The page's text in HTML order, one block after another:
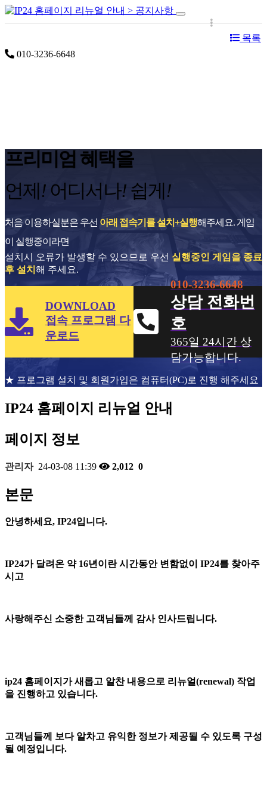
010-3236-6648
프리미엄 혜택을
언제 ! 어디서나! 쉽게 !
처음 이용하실분은 우선 아래 접속기를 설치+실행해주세요. 게임
이 실행중이라면
설치시 오류가 발생할 수 있으므로 우선 실행중인 게임을 종료
후 설치 해 주세요.
DOWNLOAD
접속 프로그램 다
운로드
010-3236-6648
상담 전화번
호
365일 24시간 상
담가능합니다.
★ 프로그램 설치 및 회원가입은 컴퓨터(PC)로 진행 해주세요
목록
IP24 홈페이지 리뉴얼 안내
페이지 정보
관리자 24-03-08 11:39 2,012 0
본문
안녕하세요, IP24입니다.
IP24가 달려온 약 16년이란 시간동안 변함없이 IP24를 찾아주
시고
사랑해주신 소중한 고객님들께 감사 인사드립니다.
ip24 홈페이지가 새롭고 알찬 내용으로 리뉴얼(renewal) 작업
을 진행하고 있습니다.
고객님들께 보다 알차고 유익한 정보가 제공될 수 있도록 구성
될 예정입니다.